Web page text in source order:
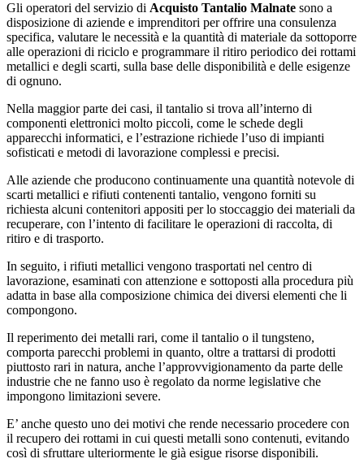
Gli operatori del servizio di Acquisto Tantalio Malnate sono a
disposizione di aziende e imprenditori per offrire una consulenza
specifica, valutare le necessità e la quantità di materiale da sottoporre
alle operazioni di riciclo e programmare il ritiro periodico dei rottami
metallici e degli scarti, sulla base delle disponibilità e delle esigenze
di ognuno.
Nella maggior parte dei casi, il tantalio si trova all’interno di
componenti elettronici molto piccoli, come le schede degli
apparecchi informatici, e l’estrazione richiede l’uso di impianti
sofisticati e metodi di lavorazione complessi e precisi.
Alle aziende che producono continuamente una quantità notevole di
scarti metallici e rifiuti contenenti tantalio, vengono forniti su
richiesta alcuni contenitori appositi per lo stoccaggio dei materiali da
recuperare, con l’intento di facilitare le operazioni di raccolta, di
ritiro e di trasporto.
In seguito, i rifiuti metallici vengono trasportati nel centro di
lavorazione, esaminati con attenzione e sottoposti alla procedura più
adatta in base alla composizione chimica dei diversi elementi che li
compongono.
Il reperimento dei metalli rari, come il tantalio o il tungsteno,
comporta parecchi problemi in quanto, oltre a trattarsi di prodotti
piuttosto rari in natura, anche l’approvvigionamento da parte delle
industrie che ne fanno uso è regolato da norme legislative che
impongono limitazioni severe.
E’ anche questo uno dei motivi che rende necessario procedere con
il recupero dei rottami in cui questi metalli sono contenuti, evitando
così di sfruttare ulteriormente le già esigue risorse disponibili.